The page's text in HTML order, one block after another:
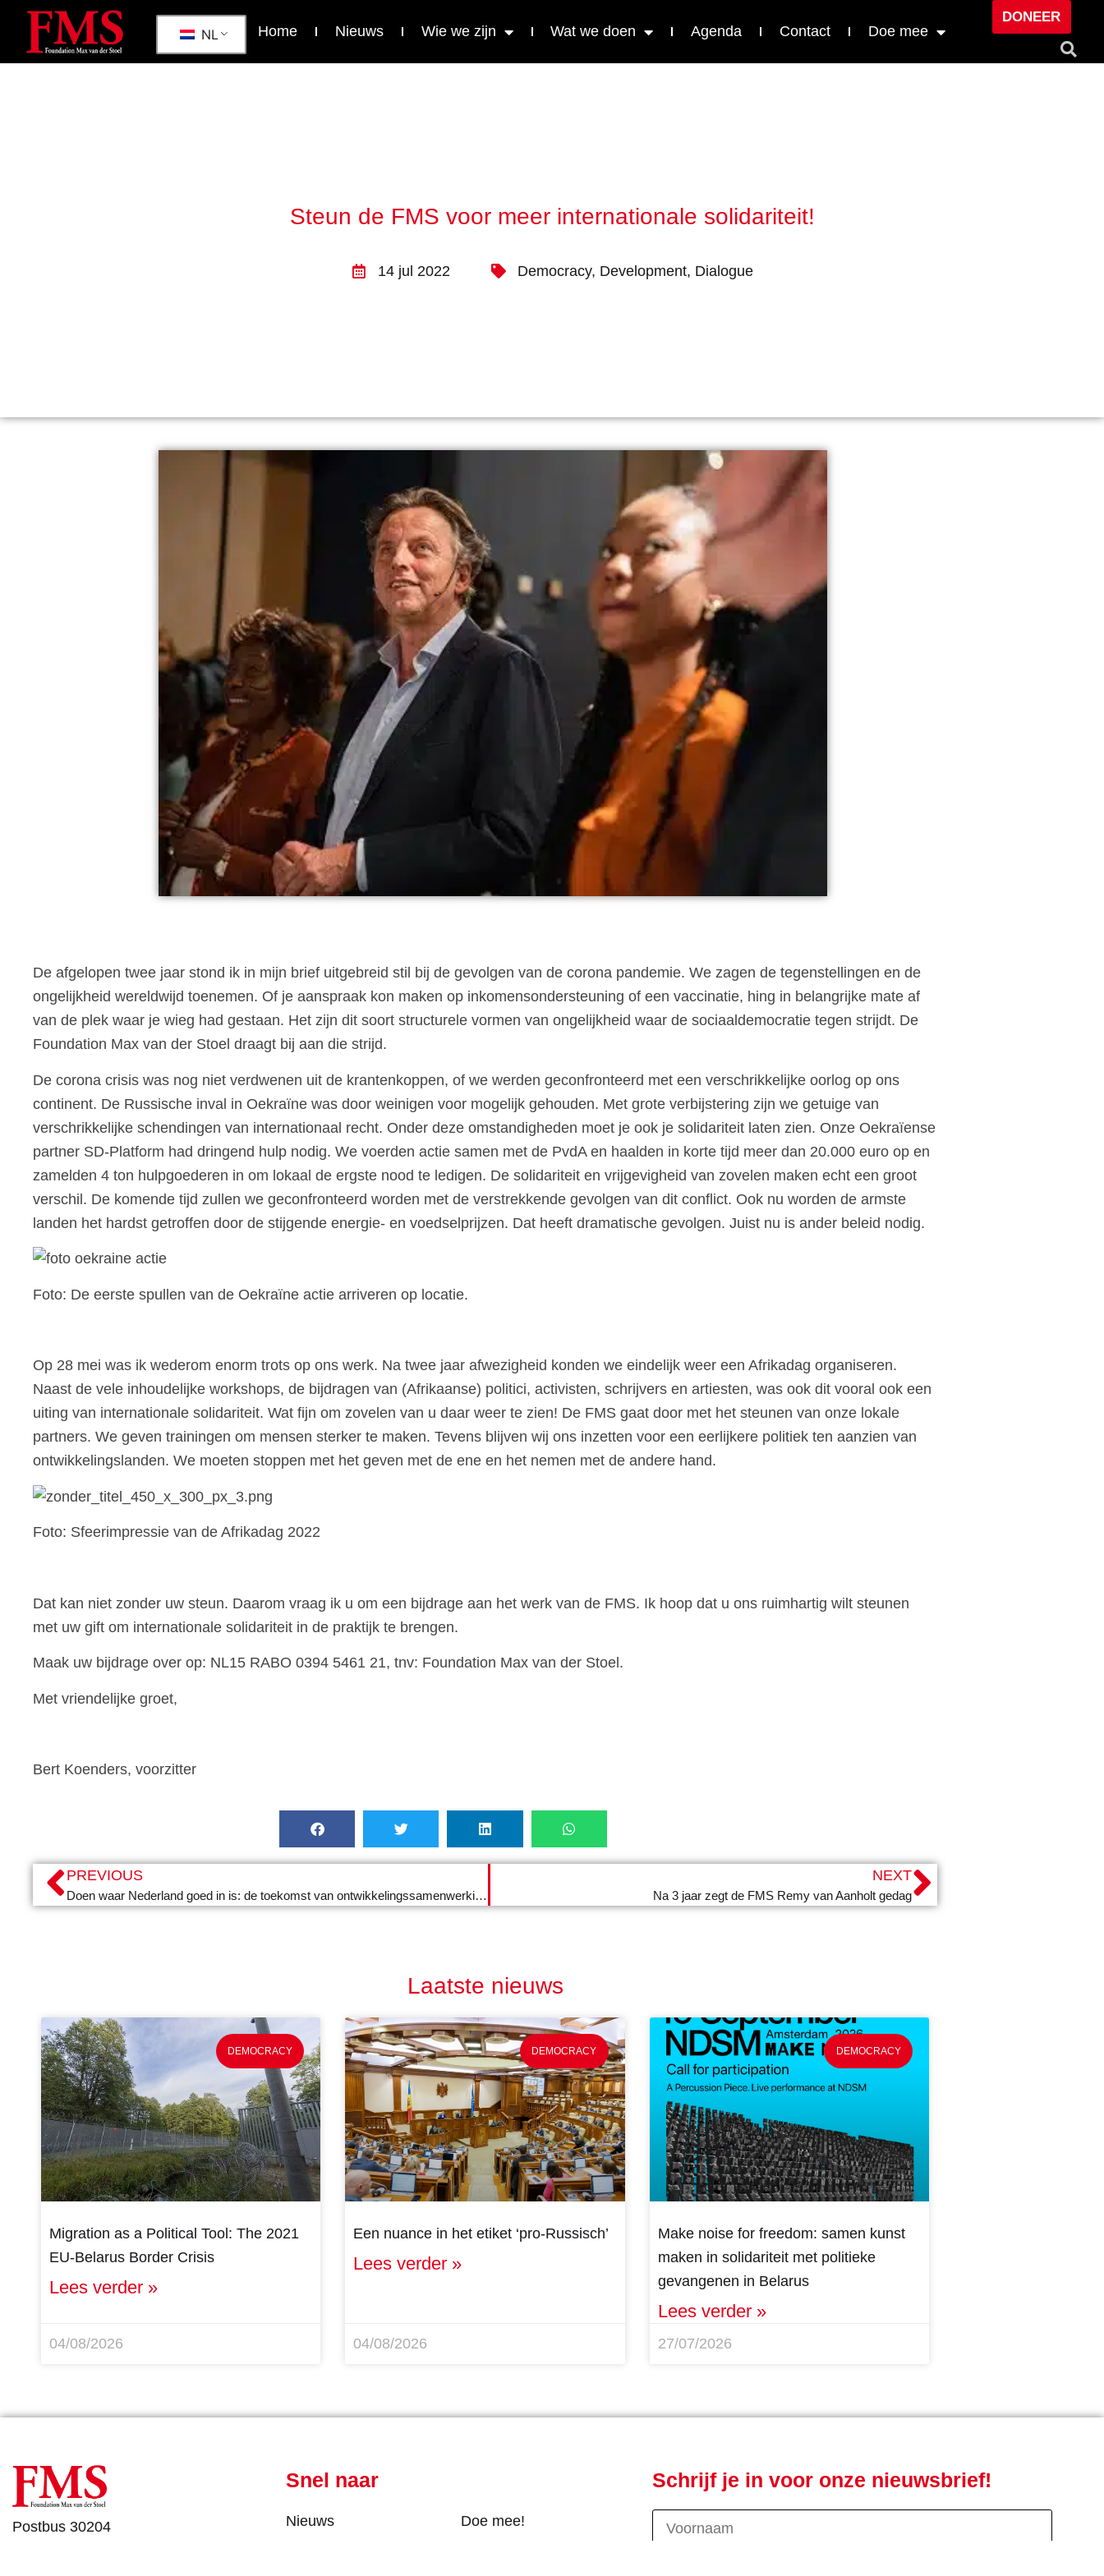
NL Home Nieuws Wie we zijn Wat we doen Agenda Contact Doe mee
DONEER
Steun de FMS voor meer internationale solidariteit!
14 jul 2022 Democracy, Development, Dialogue
De afgelopen twee jaar stond ik in mijn brief uitgebreid stil bij de gevolgen van de corona pandemie. We zagen de tegenstellingen en de
ongelijkheid wereldwijd toenemen. Of je aanspraak kon maken op inkomensondersteuning of een vaccinatie, hing in belangrijke mate af
van de plek waar je wieg had gestaan. Het zijn dit soort structurele vormen van ongelijkheid waar de sociaaldemocratie tegen strijdt. De
Foundation Max van der Stoel draagt bij aan die strijd.
De corona crisis was nog niet verdwenen uit de krantenkoppen, of we werden geconfronteerd met een verschrikkelijke oorlog op ons
continent. De Russische inval in Oekraïne was door weinigen voor mogelijk gehouden. Met grote verbijstering zijn we getuige van
verschrikkelijke schendingen van internationaal recht. Onder deze omstandigheden moet je ook je solidariteit laten zien. Onze Oekraïense
partner SD-Platform had dringend hulp nodig. We voerden actie samen met de PvdA en haalden in korte tijd meer dan 20.000 euro op en
zamelden 4 ton hulpgoederen in om lokaal de ergste nood te ledigen. De solidariteit en vrijgevigheid van zovelen maken echt een groot
verschil. De komende tijd zullen we geconfronteerd worden met de verstrekkende gevolgen van dit conflict. Ook nu worden de armste
landen het hardst getroffen door de stijgende energie- en voedselprijzen. Dat heeft dramatische gevolgen. Juist nu is ander beleid nodig.
Foto: De eerste spullen van de Oekraïne actie arriveren op locatie.
Op 28 mei was ik wederom enorm trots op ons werk. Na twee jaar afwezigheid konden we eindelijk weer een Afrikadag organiseren.
Naast de vele inhoudelijke workshops, de bijdragen van (Afrikaanse) politici, activisten, schrijvers en artiesten, was ook dit vooral ook een
uiting van internationale solidariteit. Wat fijn om zovelen van u daar weer te zien! De FMS gaat door met het steunen van onze lokale
partners. We geven trainingen om mensen sterker te maken. Tevens blijven wij ons inzetten voor een eerlijkere politiek ten aanzien van
ontwikkelingslanden. We moeten stoppen met het geven met de ene en het nemen met de andere hand.
Foto: Sfeerimpressie van de Afrikadag 2022
Dat kan niet zonder uw steun. Daarom vraag ik u om een bijdrage aan het werk van de FMS. Ik hoop dat u ons ruimhartig wilt steunen
met uw gift om internationale solidariteit in de praktijk te brengen.
Maak uw bijdrage over op: NL15 RABO 0394 5461 21, tnv: Foundation Max van der Stoel.
Met vriendelijke groet,
Bert Koenders, voorzitter
PREVIOUS
Doen waar Nederland goed in is: de toekomst van ontwikkelingssamenwerking?
NEXT
Na 3 jaar zegt de FMS Remy van Aanholt gedag
Laatste nieuws
DEMOCRACY
Migration as a Political Tool: The 2021
EU-Belarus Border Crisis
Lees verder »
04/08/2026
DEMOCRACY
Een nuance in het etiket ‘pro-Russisch’
Lees verder »
04/08/2026
DEMOCRACY
Make noise for freedom: samen kunst
maken in solidariteit met politieke
gevangenen in Belarus
Lees verder »
27/07/2026
Postbus 30204
Snel naar
Nieuws
Doe mee!
Schrijf je in voor onze nieuwsbrief!